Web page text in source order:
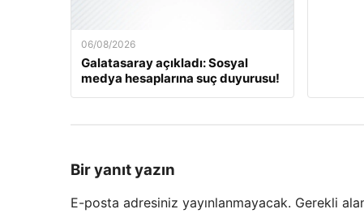
06/08/2026
Galatasaray açıkladı: Sosyal
medya hesaplarına suç duyurusu!
Bir yanıt yazın
E-posta adresiniz yayınlanmayacak. Gerekli